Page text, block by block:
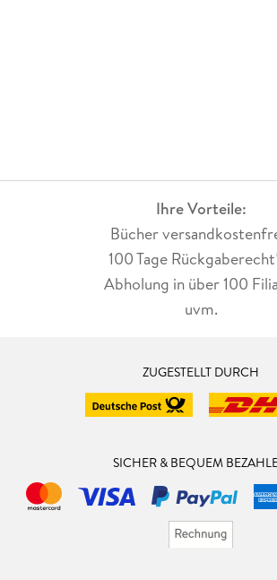
Ihre Vorteile:
Bücher
100 Tage
Abholung in über 100
uvm.
ZUGESTELLT DURCH
SICHER & BEQUEM